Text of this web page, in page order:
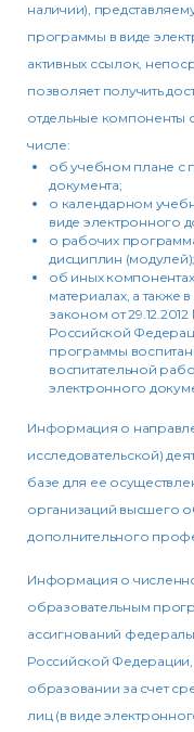
наличии),
программы в виде
активных ссылок,
позволяет получить
отдельные компоненты
числе:
об учебном плане с
документа;
о календарном
виде электронного
о рабочих
дисциплин (модулей);
об иных
материалах, а также
законом от
Российской
программы
воспитательной
электронного
Информация о
исследовательской)
базе для ее
организаций высшего
дополнительного
Информация о
образовательным
ассигнований
Российской
образовании за счет
лиц (в виде